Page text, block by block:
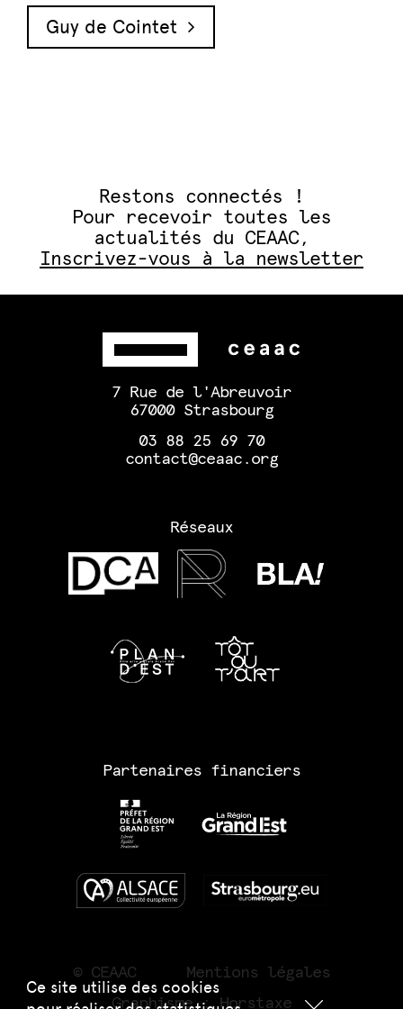
Ce site utilise des cookies
Guy de Cointet
Restons connectés !
Pour recevoir toutes les
actualités du CEAAC,
Inscrivez-vous à la newsletter
7 Rue de l'Abreuvoir
67000 Strasbourg
03 88 25 69 70
contact@ceaac.org
Réseaux
Partenaires financiers
© CEAAC
Mentions légales
Graphisme : Horstaxe